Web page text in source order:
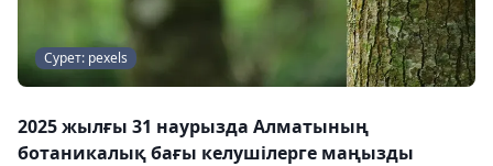
Сурет: pexels
2025 жылғы 31 наурызда Алматының
ботаникалық бағы келушілерге маңызды